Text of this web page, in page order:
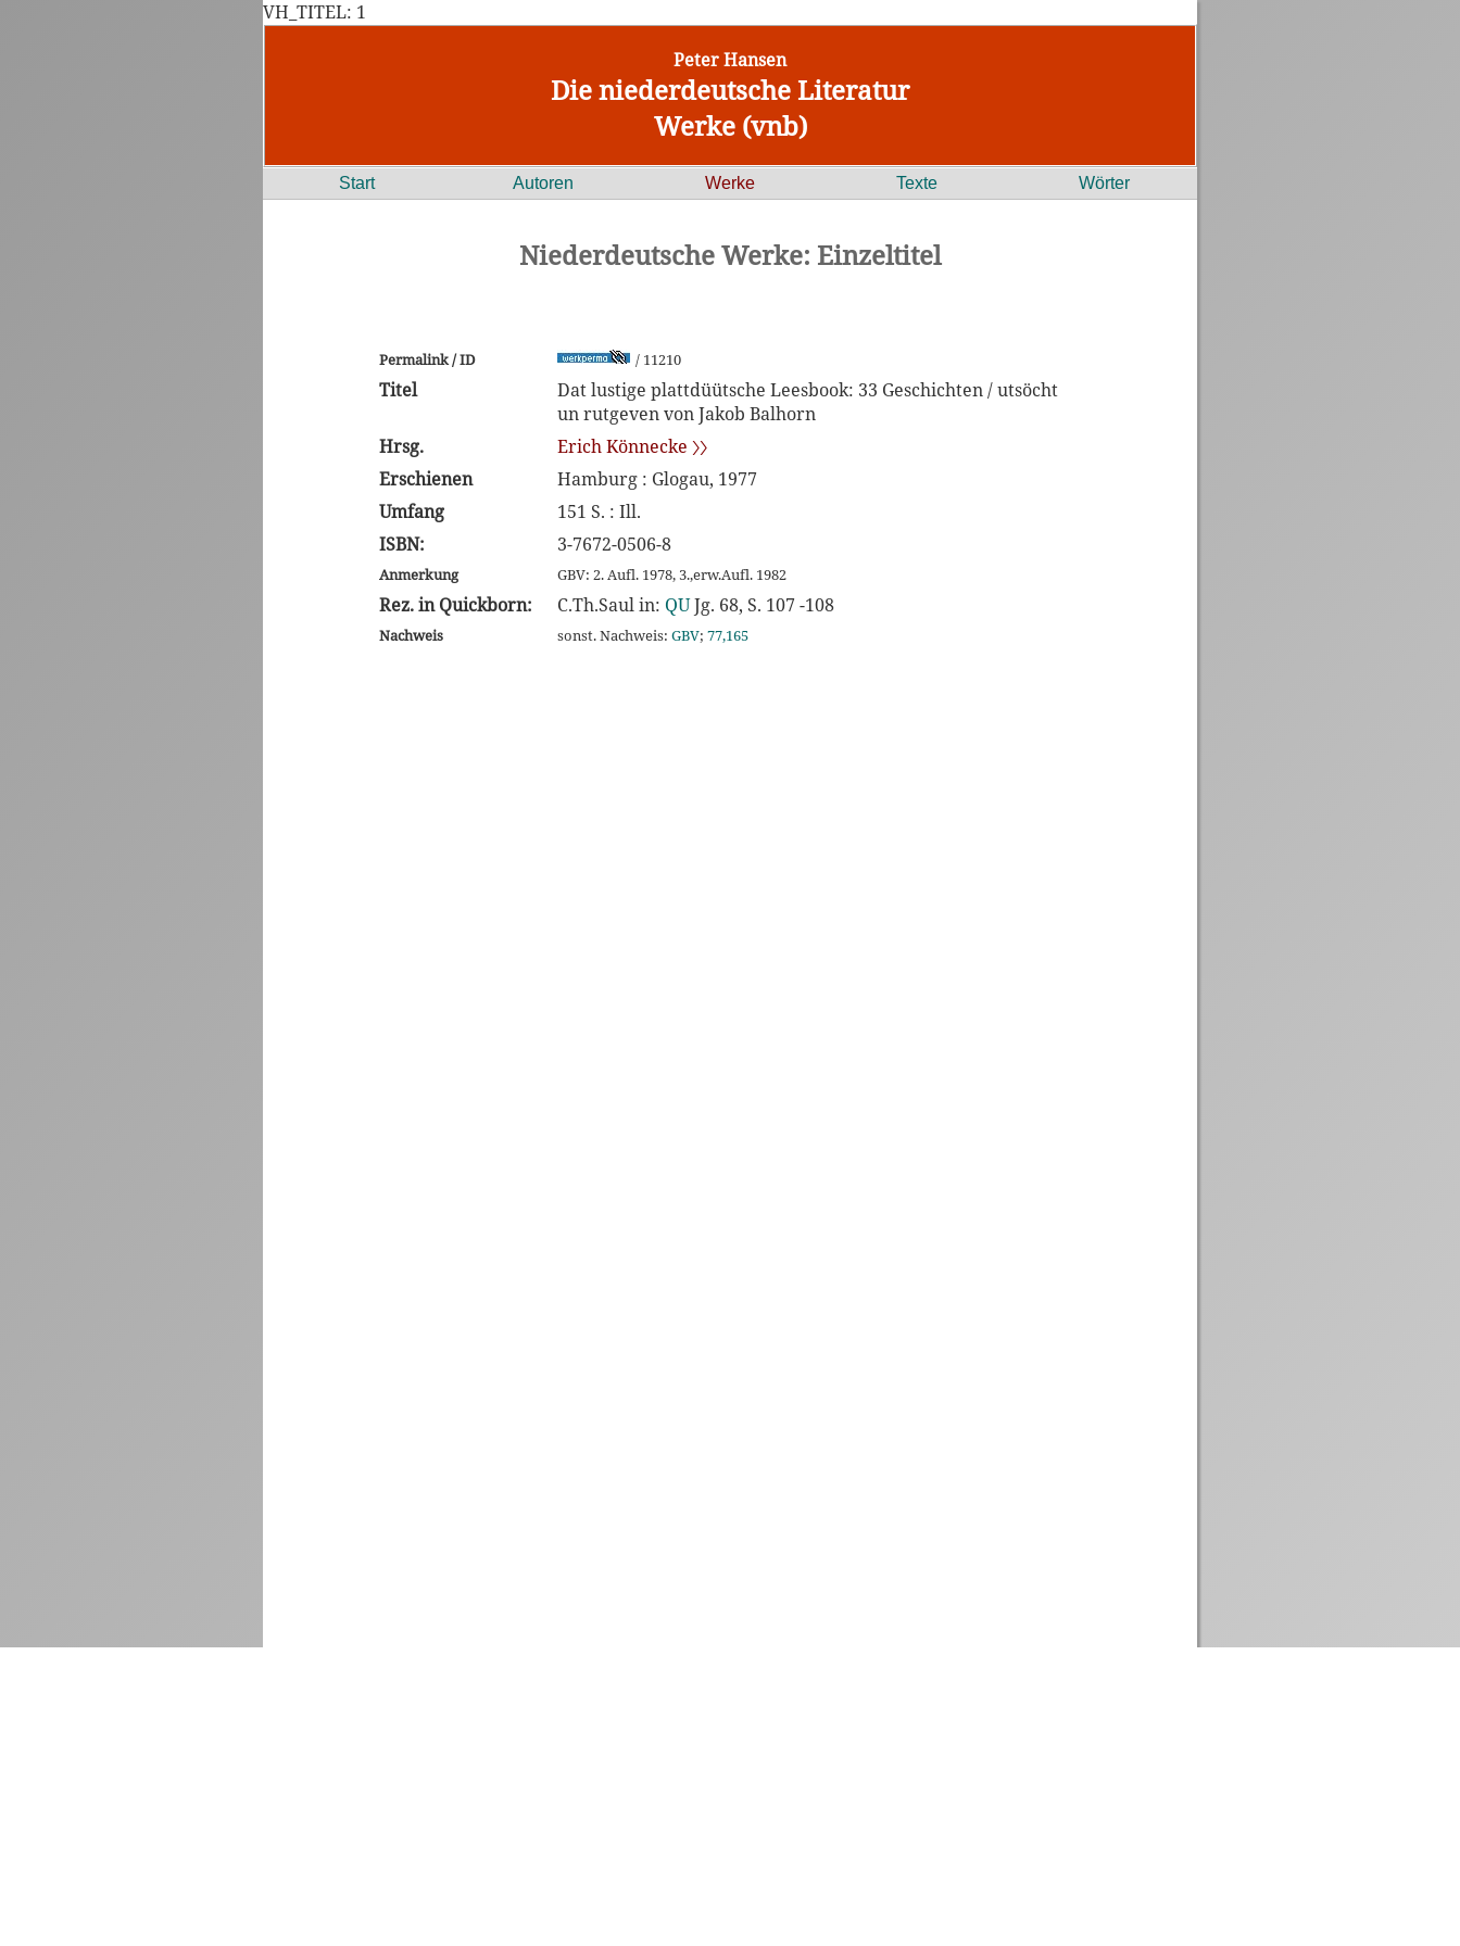
VH_TITEL: 1
Peter Hansen
Die niederdeutsche Literatur
Werke (vnb)
Start Autoren Werke Texte Wörter
Niederdeutsche Werke: Einzeltitel
Permalink / ID / 11210
Titel
Dat lustige plattdüütsche Leesbook: 33 Geschichten / utsöcht
un rutgeven von Jakob Balhorn
Hrsg.
Erich Könnecke 〉〉
Erschienen
Hamburg : Glogau, 1977
Umfang
151 S. : Ill.
ISBN:
3-7672-0506-8
Anmerkung GBV: 2. Aufl. 1978, 3.,erw.Aufl. 1982
Rez. in Quickborn: C.Th.Saul in: QUJg. 68, S. 107 -108
Nachweis sonst. Nachweis: GBV; 77,165